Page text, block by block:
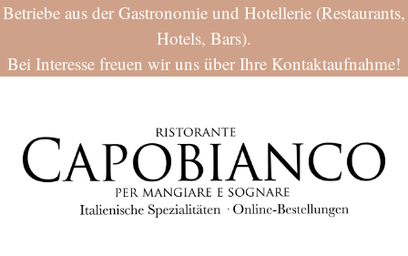
Betriebe aus der Gastronomie und Hotellerie (Restaurants,
Hotels, Bars).
Bei Interesse freuen wir uns über Ihre Kontaktaufnahme!